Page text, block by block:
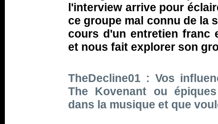
l'interview arrive pour
ce groupe mal connu de la
cours d'un entretien franc
et nous fait explorer son
TheDecline01 : Vos
The Kovenant ou
dans la musique et que